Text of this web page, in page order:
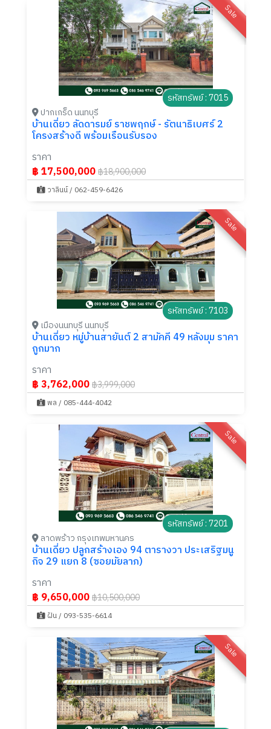
Sale
รหัสทรัพย์ : 7015
ปากเกร็ด นนทบุรี
บ้านเดี่ยว ลัดดารมย์ ราชพฤกษ์ - รัตนาธิเบศร์ 2
โครงสร้างดี พร้อมเรือนรับรอง
ราคา
฿ 17,500,000฿18,900,000
วาลินน์ / 062-459-6426
Sale
รหัสทรัพย์ : 7103
เมืองนนทบุรี นนทบุรี
บ้านเดี่ยว หมู่บ้านสายันต์ 2 สามัคคี 49 หลังมุม ราคา
ถูกมาก
ราคา
฿ 3,762,000฿3,999,000
พล / 085-444-4042
Sale
รหัสทรัพย์ : 7201
ลาดพร้าว กรุงเทพมหานคร
บ้านเดี่ยว ปลูกสร้างเอง 94 ตารางวา ประเสริฐมนู
กิจ 29 แยก 8 (ซอยมัยลาภ)
ราคา
฿ 9,650,000฿10,500,000
ฝัน / 093-535-6614
Sale